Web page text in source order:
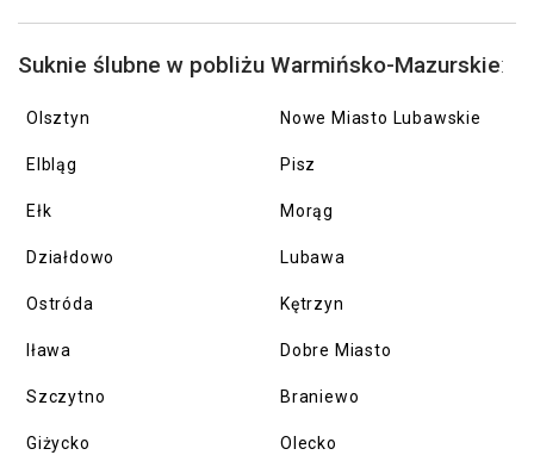
Suknie ślubne w pobliżu Warmińsko-Mazurskie:
Olsztyn
Elbląg
Ełk
Działdowo
Ostróda
Iława
Szczytno
Giżycko
Nowe Miasto Lubawskie
Pisz
Morąg
Lubawa
Kętrzyn
Dobre Miasto
Braniewo
Olecko